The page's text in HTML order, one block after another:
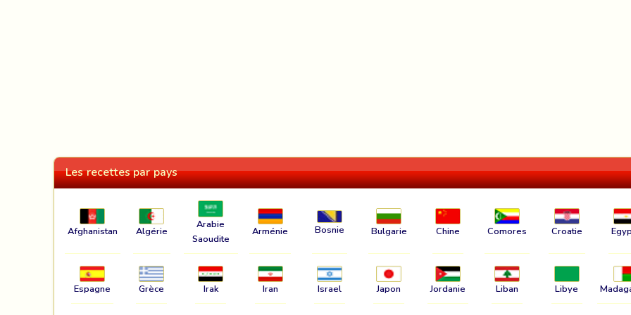
Les recettes par pays
Afghanistan Algérie
Arabie
Saoudite
Arménie Bosnie Bulgarie Chine Comores Croatie
Espagne Grèce Irak Iran Israel Japon Jordanie Liban Libye